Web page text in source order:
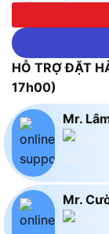
HỖ TRỢ ĐẶT
17h00)
Mr.
Mr.